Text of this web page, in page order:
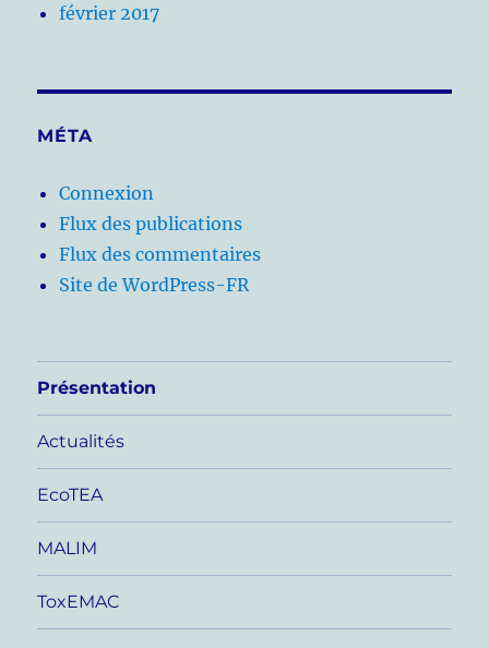
février 2017
MÉTA
Connexion
Flux des publications
Flux des commentaires
Site de WordPress-FR
Présentation
Actualités
EcoTEA
MALIM
ToxEMAC